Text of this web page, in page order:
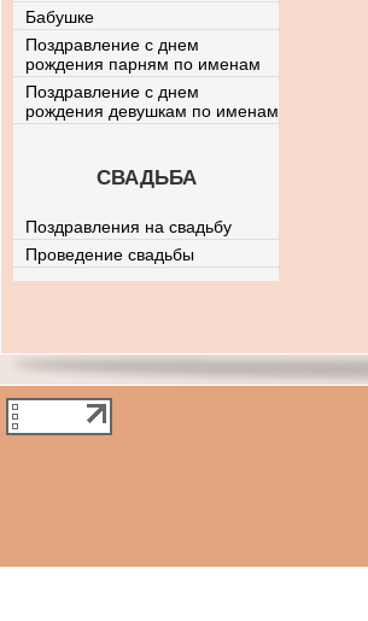
Бабушке
Поздравление с днем
рождения парням по именам
Поздравление с днем
рождения девушкам по именам
СВАДЬБА
Поздравления на свадьбу
Проведение свадьбы